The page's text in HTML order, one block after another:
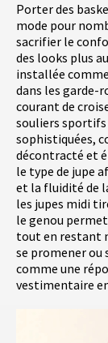
Porter des
mode pour
sacrifier le
des looks plus
installée
dans les garde-
courant de
souliers
sophistiquées,
décontracté et
le type de jupe
et la fluidité de
les jupes midi
le genou permet
tout en restant
se promener ou
comme une
vestimentaire